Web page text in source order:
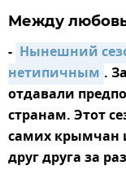
Между
- Нынешний
нетипичным .
отдавали
странам. Этот
самих крымчан
друг друга за